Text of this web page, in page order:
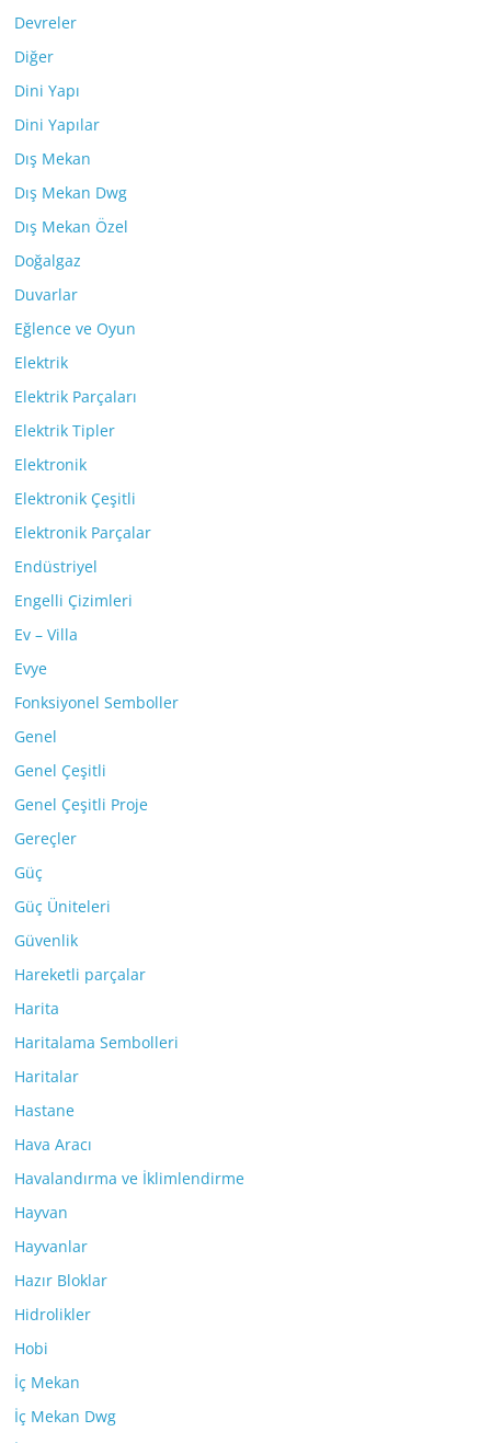
Devreler
Diğer
Dini Yapı
Dini Yapılar
Dış Mekan
Dış Mekan Dwg
Dış Mekan Özel
Doğalgaz
Duvarlar
Eğlence ve Oyun
Elektrik
Elektrik Parçaları
Elektrik Tipler
Elektronik
Elektronik Çeşitli
Elektronik Parçalar
Endüstriyel
Engelli Çizimleri
Ev – Villa
Evye
Fonksiyonel Semboller
Genel
Genel Çeşitli
Genel Çeşitli Proje
Gereçler
Güç
Güç Üniteleri
Güvenlik
Hareketli parçalar
Harita
Haritalama Sembolleri
Haritalar
Hastane
Hava Aracı
Havalandırma ve İklimlendirme
Hayvan
Hayvanlar
Hazır Bloklar
Hidrolikler
Hobi
İç Mekan
İç Mekan Dwg